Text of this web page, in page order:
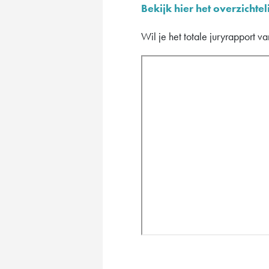
Bekijk hier het
Wil je het totale juryrapport